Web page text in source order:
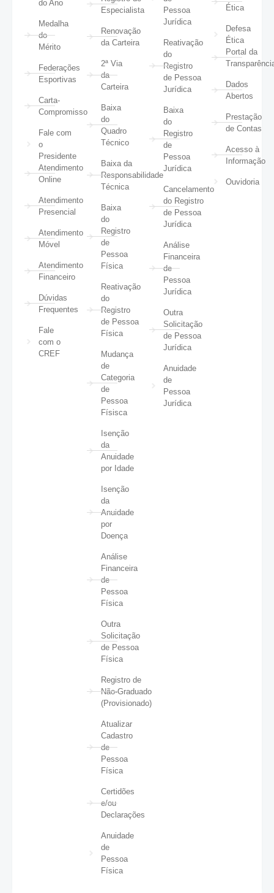
do Ano
Medalha
do
Mérito
Federações
Esportivas
Carta-
Compromisso
Fale com
o
Presidente
Atendimento
Online
Atendimento
Presencial
Atendimento
Móvel
Atendimento
Financeiro
Dúvidas
Frequentes
Fale
com o
CREF
Especialista
Renovação
da Carteira
2ª Via
da
Carteira
Baixa
do
Quadro
Técnico
Baixa da
Responsabilidade
Técnica
Baixa
do
Registro
de
Pessoa
Física
Reativação
do
Registro
de Pessoa
Física
Mudança
de
Categoria
de
Pessoa
Físisca
Isenção
da
Anuidade
por Idade
Isenção
da
Anuidade
por
Doença
Análise
Financeira
de
Pessoa
Física
Outra
Solicitação
de Pessoa
Física
Registro de
Não-Graduado
(Provisionado)
Atualizar
Cadastro
de
Pessoa
Física
Certidões
e/ou
Declarações
Anuidade
de
Pessoa
Física
Pessoa
Jurídica
Reativação
do
Registro
de Pessoa
Jurídica
Baixa
do
Registro
de
Pessoa
Jurídica
Cancelamento
do Registro
de Pessoa
Jurídica
Análise
Financeira
de
Pessoa
Jurídica
Outra
Solicitação
de Pessoa
Jurídica
Anuidade
de
Pessoa
Jurídica
Ética
Defesa
Ética
Portal da
Dados
Abertos
Prestação
de Contas
Acesso à
Informação
Ouvidoria